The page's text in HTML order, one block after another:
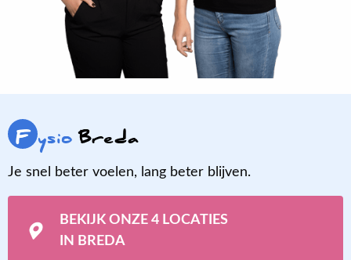
F ysioBreda
Je snel beter voelen, lang beter blijven.
BEKIJK ONZE 4 LOCATIES
IN BREDA